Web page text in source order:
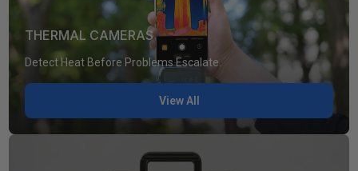
THERMAL CAMERAS
Detect Heat Before Problems Escalate.
View All